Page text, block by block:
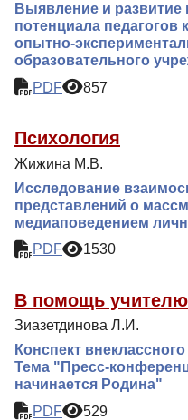
Выявление и развитие
потенциала педагогов
опытно-
образовательного
PDF
857
Психология
Жижина М.В.
Исследование
представлений о
медиаповедением
PDF
1530
В помощь учителю
Зиазетдинова Л.И.
Конспект
Тема "Пресс-
начинается Родина"
PDF
529